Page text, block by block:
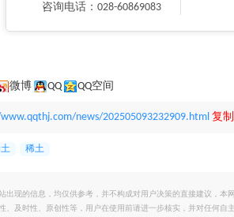
咨询电话：028-60869083
微博 QQ QQ空间
news/202505093232909.html 复
稀土
出现的信息，均仅供参考，并不构成对用户决策的直接建议，
、及时性、原创性等，用户在使用前请进一步核实，并对任何